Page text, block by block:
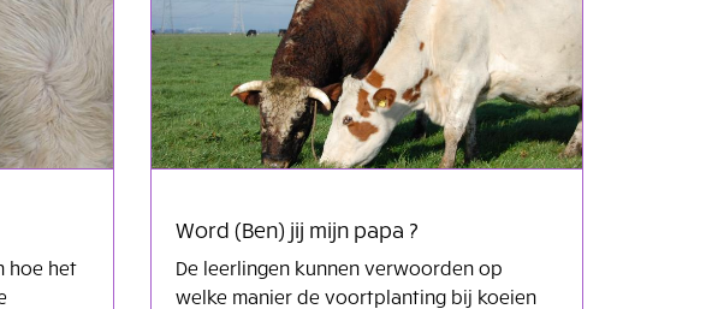
hoe het
Word (Ben) jij mijn papa ?
De leerlingen kunnen verwoorden op
welke manier de voortplanting bij koeien